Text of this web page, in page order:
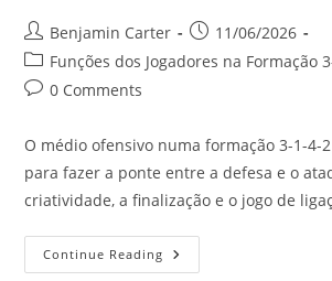
Post
author:
Benjamin Carter
Post
published:
11/06/2026
Post
category:
Funções dos Jogadores na Formação
Post0 Comments
O médio ofensivo numa formação 3-1-4-
para fazer a ponte entre a defesa e o
criatividade, a finalização e o jogo de
Continue Reading Médio
Ofensivo